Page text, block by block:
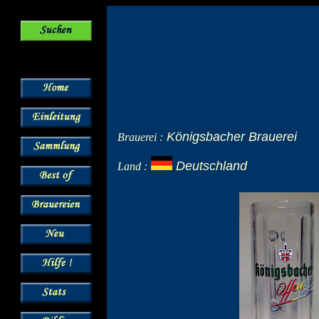
Brauerei : Königsbacher Brauerei
Land : Deutschland